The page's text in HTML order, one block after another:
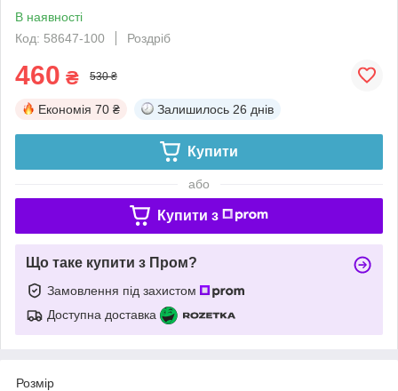
В наявності
Код: 58647-100
Роздріб
460 ₴ 530 ₴
Економія 70 ₴ Залишилось 26 днів
Купити
або
Купити з
Що таке купити з Пром?
Замовлення під захистом
Доступна доставка
Розмір